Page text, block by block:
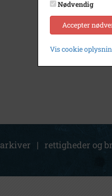
arkiver | rettigheder og
Nødvendig
Accepter
Vis cookie